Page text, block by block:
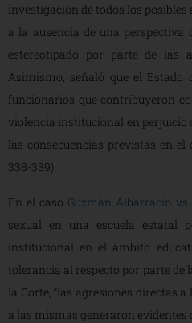
investigación de todos los
a la ausencia de una
estereotipado por parte de las
Asimismo, señaló que el Estado
funcionarios que contribuyeron
violencia institucional en perjuicio
las consecuencias previstas en
338-339).
En el caso Guzmán Albarracín
sexual en una escuela estatal
institucional en el ámbito
tolerancia al respecto por parte de
la Corte, “las agresiones directas
a las mismas generaron evidentes